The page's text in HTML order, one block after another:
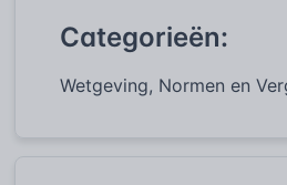
Categorieën:
Wetgeving, Normen en